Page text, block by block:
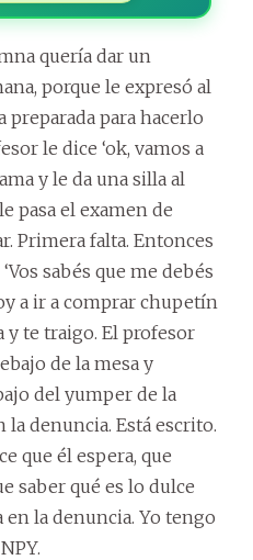
quería dar un
porque le expresó al
preparada para hacerlo
le dice ‘ok, vamos a
y le da una silla al
pasa el examen de
Primera falta. Entonces
sabés que me debés
a ir a comprar chupetín
y te traigo. El profesor
de la mesa y
del yumper de la
la denuncia. Está escrito.
que él espera, que
saber qué es lo dulce
en la denuncia. Yo tengo